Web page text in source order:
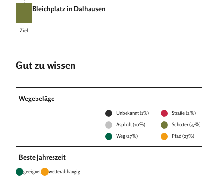
Ziel
Bleichplatz in Dalhausen
Gut zu wissen
Wegebeläge
Unbekannt (1%) Straße (2%)
Asphalt (10%) Schotter (37%)
Weg (27%) Pfad (23%)
Beste Jahreszeit
geeignet wetterabhängig